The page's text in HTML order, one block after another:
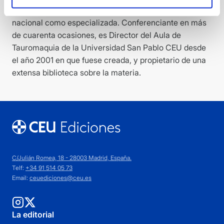
largo número de artículos publicados tanto en prensa
nacional como especializada. Conferenciante en más
de cuarenta ocasiones, es Director del Aula de
Tauromaquia de la Universidad San Pablo CEU desde
el año 2001 en que fuese creada, y propietario de una
extensa biblioteca sobre la materia.
C/Julián Romea, 18 - 28003 Madrid, España.
Telf: +34 91 514 05 73
Email: ceuediciones@ceu.es
La editorial